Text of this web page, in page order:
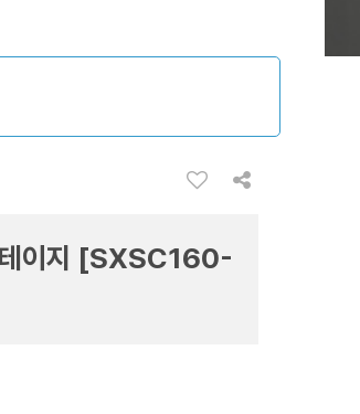
테이지 [SXSC160-